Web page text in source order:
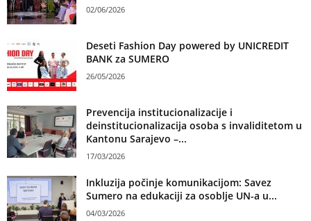
02/06/2026
Deseti Fashion Day powered by UNICREDIT
BANK za SUMERO
26/05/2026
Prevencija institucionalizacije i
deinstitucionalizacija osoba s invaliditetom u
Kantonu Sarajevo –...
17/03/2026
Inkluzija počinje komunikacijom: Savez
Sumero na edukaciji za osoblje UN-a u...
04/03/2026